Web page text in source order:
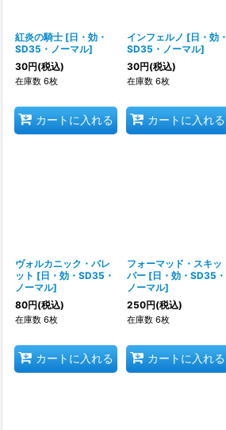
紅炎の騎士 [日・効・
SD35・ノーマル]
30円(税込)
在庫数 6枚
カートに入れる
インフェルノ [日・効・
SD35・ノーマル]
30円(税込)
在庫数 6枚
カートに入れる
ヴォルカニック・バレ
ット [日・効・SD35・
ノーマル]
80円(税込)
在庫数 6枚
カートに入れる
フォーマッド・スキッ
パー [日・効・SD35・
ノーマル]
250円(税込)
在庫数 6枚
カートに入れる